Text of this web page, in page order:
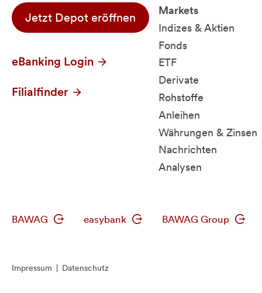
Jetzt Depot eröffnen
eBanking Login
Filialfinder
Markets
Indizes & Aktien
Fonds
ETF
Derivate
Rohstoffe
Anleihen
Währungen & Zinsen
Nachrichten
Analysen
BAWAG easybank BAWAG Group
Impressum Datenschutz